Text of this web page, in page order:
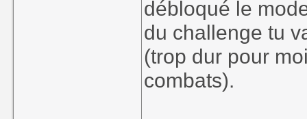
débloqué le
du challenge tu
(trop dur pour
combats).